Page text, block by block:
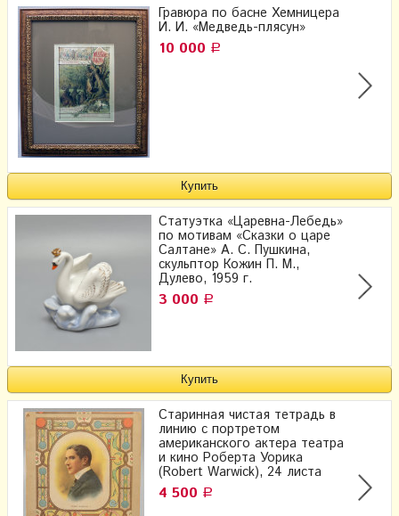
Гравюра по басне Хемницера
И. И. «Медведь-плясун»
10 000 Р
Статуэтка «Царевна-Лебедь»
по мотивам «Сказки о царе
Салтане» А. С. Пушкина,
скульптор Кожин П. М.,
Дулево, 1959 г.
3 000 Р
Старинная чистая тетрадь в
линию с портретом
американского актера театра
и кино Роберта Уорика
(Robert Warwick), 24 листа
4 500 Р